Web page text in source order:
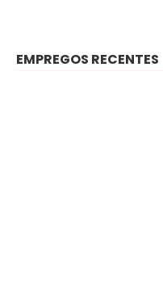
EMPREGOS RECENTES